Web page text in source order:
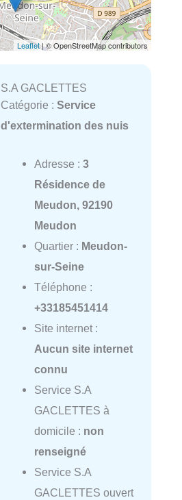
Leaflet| © OpenStreetMap contributors
S.A GACLETTES
Catégorie : Service
d'extermination des nuis
Adresse : 3
Résidence de
Meudon, 92190
Meudon
Quartier : Meudon-
sur-Seine
Téléphone :
+33185451414
Site internet :
Aucun site internet
connu
Service S.A
GACLETTES à
domicile : non
renseigné
Service S.A
GACLETTES ouvert